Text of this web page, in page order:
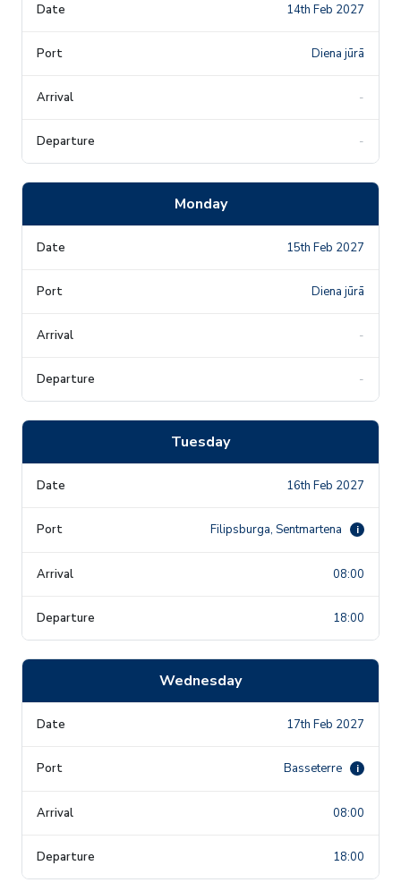
14th Feb 2027
Diena jūrā
-
-
Monday
15th Feb 2027
Diena jūrā
-
-
Tuesday
16th Feb 2027
Filipsburga, Sentmartena i
08:00
18:00
Wednesday
17th Feb 2027
Basseterre i
08:00
18:00